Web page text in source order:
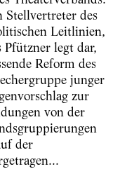
Stellvertreter des
Leitlinien,
legt dar,
Reform des
junger
zur
von der
der